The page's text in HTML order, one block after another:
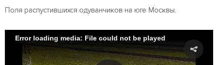
Поля распустившихся одуванчиков на юге Москвы.
Error loading media: File could not be played